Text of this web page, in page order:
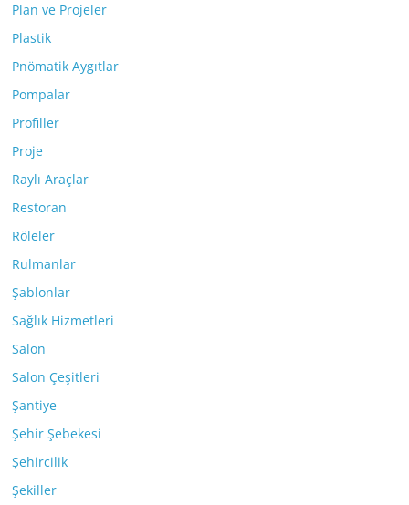
Plan ve Projeler
Plastik
Pnömatik Aygıtlar
Pompalar
Profiller
Proje
Raylı Araçlar
Restoran
Röleler
Rulmanlar
Şablonlar
Sağlık Hizmetleri
Salon
Salon Çeşitleri
Şantiye
Şehir Şebekesi
Şehircilik
Şekiller